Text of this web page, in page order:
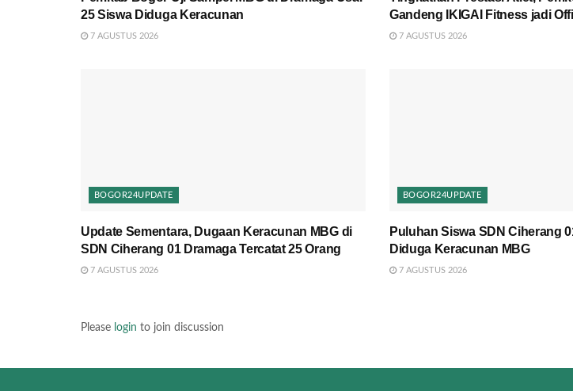
25 Siswa Diduga Keracunan
7 AGUSTUS 2026
Gandeng IKIGAI Fitness jadi
7 AGUSTUS 2026
BOGOR24UPDATE
Update Sementara, Dugaan Keracunan MBG di
SDN Ciherang 01 Dramaga Tercatat 25 Orang
7 AGUSTUS 2026
BOGOR24UPDATE
Puluhan Siswa SDN Ciherang
Diduga Keracunan MBG
7 AGUSTUS 2026
Please login to join discussion